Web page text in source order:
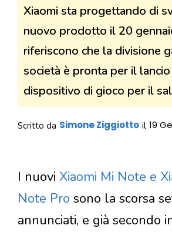
Xiaomi sta progettando di
nuovo prodotto il 20
riferiscono che la divisione
società è pronta per il
dispositivo di gioco per il
Scritto da Simone Ziggiotto il 19
I nuovi Xiaomi Mi Note e
Note Pro sono la scorsa
annunciati, e già secondo